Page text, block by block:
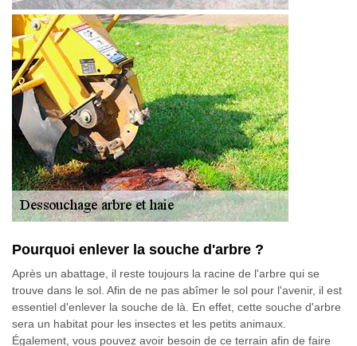
Pourquoi enlever la souche d'arbre ?
Après un abattage, il reste toujours la racine de l'arbre qui se
trouve dans le sol. Afin de ne pas abîmer le sol pour l'avenir, il est
essentiel d'enlever la souche de là. En effet, cette souche d'arbre
sera un habitat pour les insectes et les petits animaux.
Également, vous pouvez avoir besoin de ce terrain afin de faire